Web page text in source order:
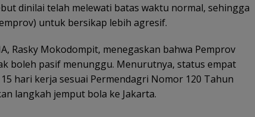
dinilai telah melewati batas waktu normal, sehingga
untuk bersikap lebih agresif.
Rasky Mokodompit, menegaskan bahwa Pemprov
boleh pasif menunggu. Menurutnya, status empat
hari kerja sesuai Permendagri Nomor 120 Tahun
langkah jemput bola ke Jakarta.